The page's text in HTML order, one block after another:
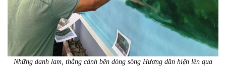
Những danh lam, thắng cảnh bên dòng sông Hương dần hiện lên qua